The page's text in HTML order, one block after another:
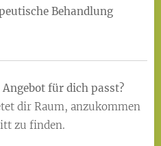
Behandlung
für dich passt?
dir Raum, anzukommen
zu finden.